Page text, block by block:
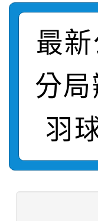
動辦
轉知
城市
畫影
轉知
劇比
表
轉知
敬
【
學年
結果
【甄
學年
結
【甄
學
【
最
分
羽